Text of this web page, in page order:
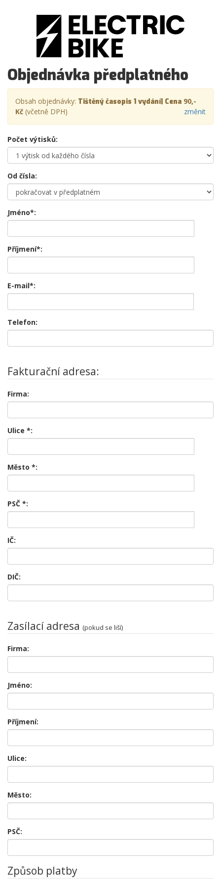
Objednávka předplatného
Obsah objednávky: Tištěný časopis 1 vydání| Cena 90,-
Kč (včetně DPH) změnit
Počet výtisků:
Od čísla:
Jméno*:
Příjmení*:
E-mail*:
Telefon:
Fakturační adresa:
Firma:
Ulice *:
Město *:
PSČ *:
IČ:
DIČ:
Zasílací adresa (pokud se liší)
Firma:
Jméno:
Příjmení:
Ulice:
Město:
PSČ:
Způsob platby